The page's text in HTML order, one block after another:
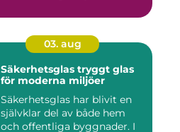
03. aug
Säkerhetsglas tryggt glas
för moderna miljöer
Säkerhetsglas har blivit en
självklar del av både hem
och offentliga byggnader. I